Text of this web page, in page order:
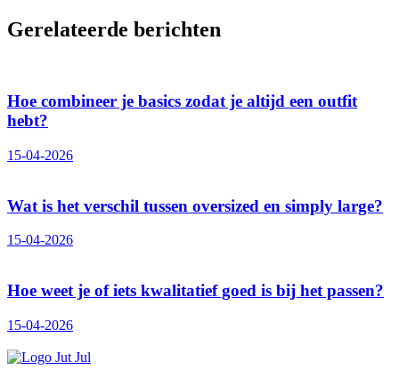
Gerelateerde berichten
Hoe combineer je basics zodat je altijd een outfit
hebt?
15-04-2026
Wat is het verschil tussen oversized en simply large?
15-04-2026
Hoe weet je of iets kwalitatief goed is bij het passen?
15-04-2026